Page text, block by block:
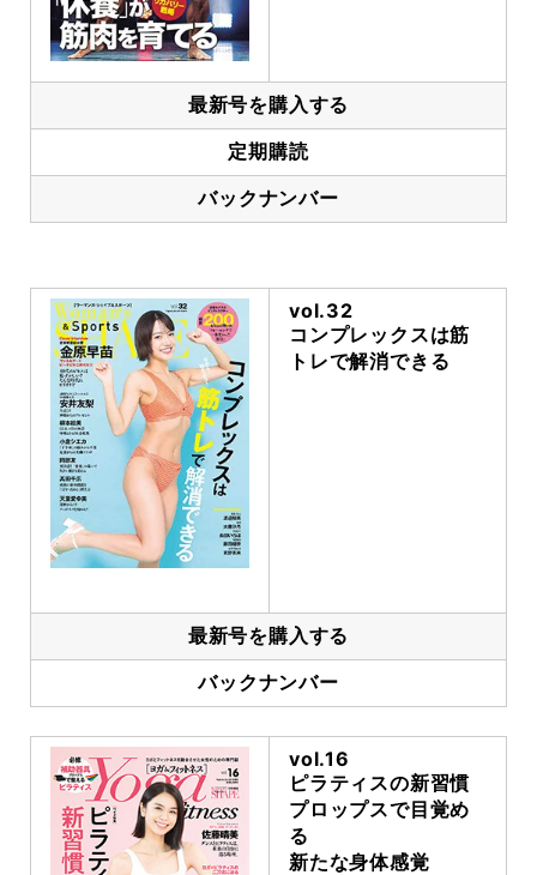
最新号を購入する
定期購読
バックナンバー
vol.32
コンプレックスは筋
トレで解消できる
最新号を購入する
バックナンバー
vol.16
ピラティスの新習慣
プロップスで目覚め
る
新たな身体感覚